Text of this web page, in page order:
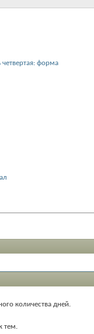
четвертая: форма
количества дней.
тем.